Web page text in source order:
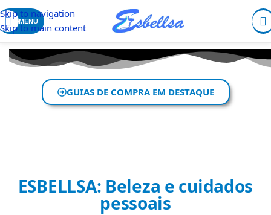
Skip to navigation
Skip to main content
MENU
GUIAS DE COMPRA EM DESTAQUE
ESBELLSA: Beleza e cuidados
pessoais